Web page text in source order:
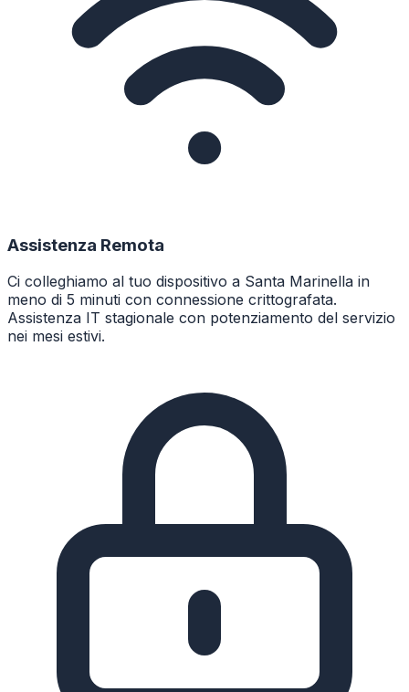
Assistenza Remota
Ci colleghiamo al tuo dispositivo a Santa Marinella in
meno di 5 minuti con connessione crittografata.
Assistenza IT stagionale con potenziamento del servizio
nei mesi estivi.